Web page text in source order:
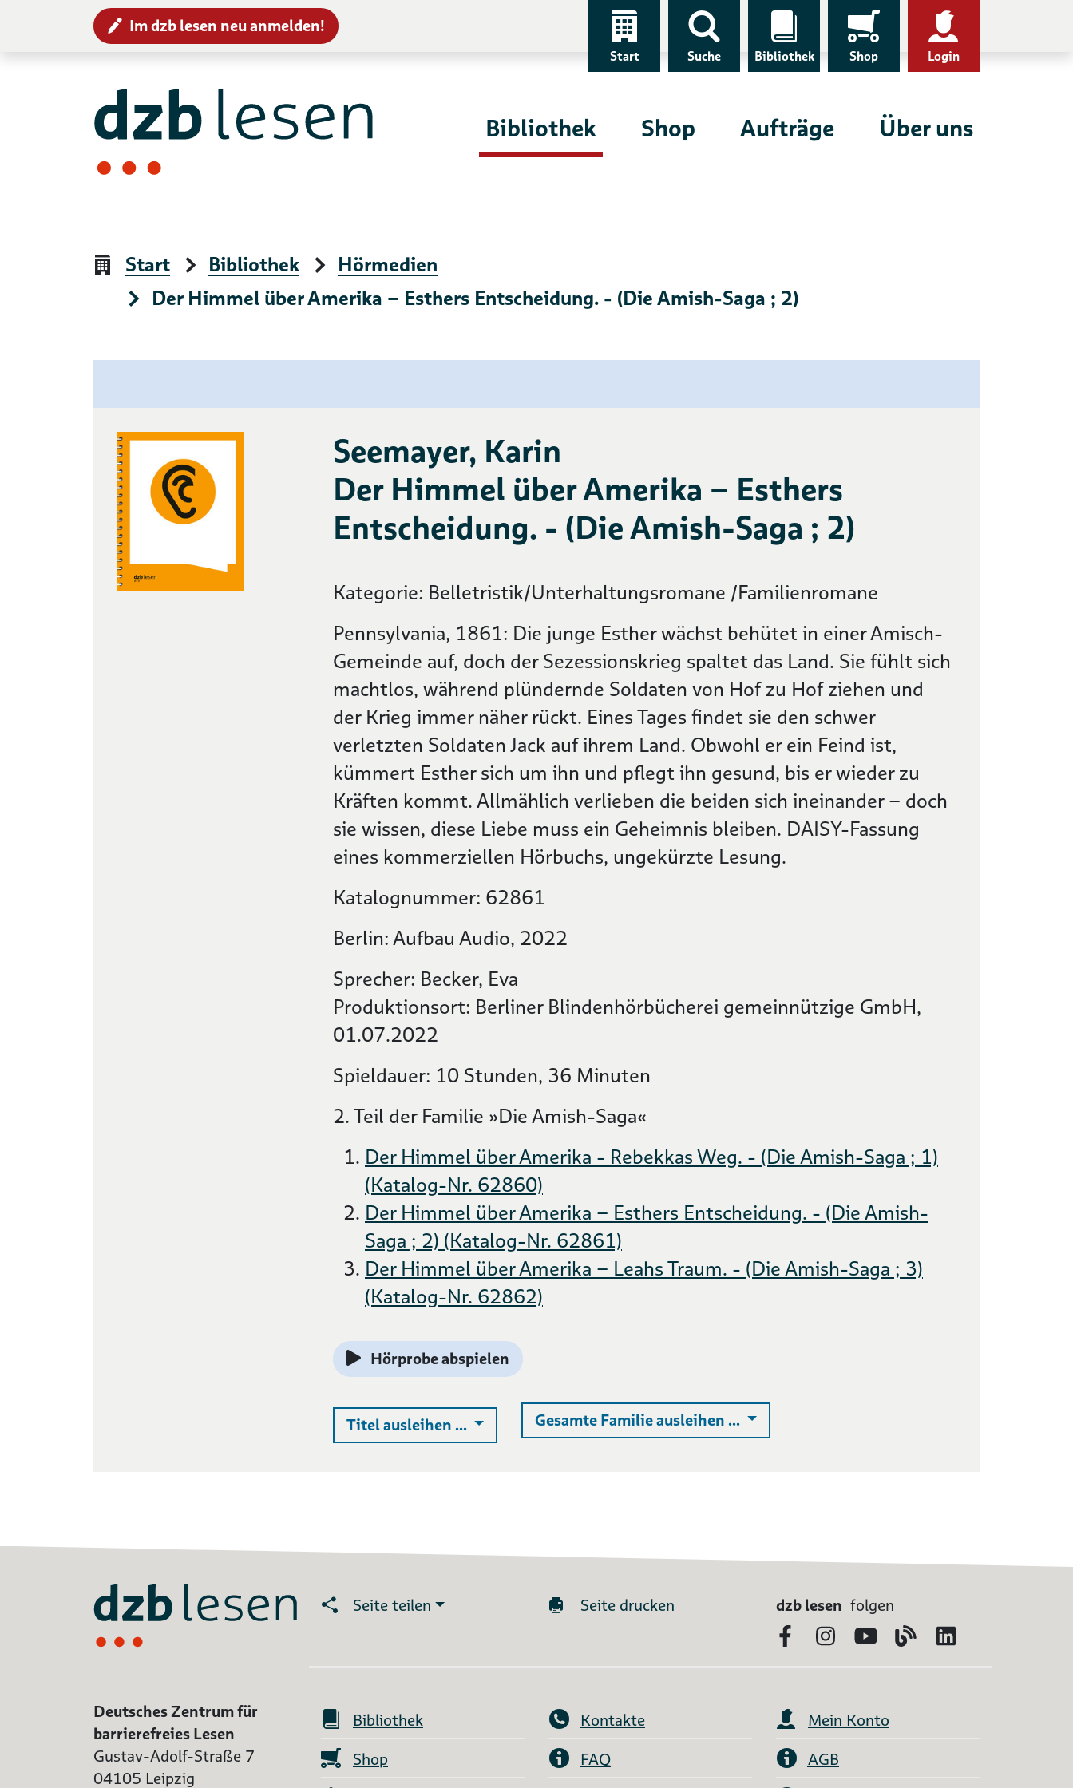
Zur Navigation
Zum Inhalt Im dzb lesen neu anmelden!
Start Suche Bibliothek Shop Login
Bibliothek Shop Aufträge Über uns
Start Bibliothek
Hörmedien
Der Himmel über Amerika – Esthers Entscheidung. - (Die Amish-Saga ; 2)
Seemayer, Karin
Der Himmel über Amerika – Esthers
Entscheidung. - (Die Amish-Saga ; 2)
Kategorie: Belletristik/Unterhaltungsromane /Familienromane
Pennsylvania, 1861: Die junge Esther wächst behütet in einer Amisch-
Gemeinde auf, doch der Sezessionskrieg spaltet das Land. Sie fühlt sich
machtlos, während plündernde Soldaten von Hof zu Hof ziehen und
der Krieg immer näher rückt. Eines Tages findet sie den schwer
verletzten Soldaten Jack auf ihrem Land. Obwohl er ein Feind ist,
kümmert Esther sich um ihn und pflegt ihn gesund, bis er wieder zu
Kräften kommt. Allmählich verlieben die beiden sich ineinander – doch
sie wissen, diese Liebe muss ein Geheimnis bleiben. DAISY-Fassung
eines kommerziellen Hörbuchs, ungekürzte Lesung.
Katalognummer: 62861
Berlin: Aufbau Audio, 2022
Sprecher: Becker, Eva
Produktionsort: Berliner Blindenhörbücherei gemeinnützige GmbH,
01.07.2022
Spieldauer: 10 Stunden, 36 Minuten
2. Teil der Familie »Die Amish-Saga«
Der Himmel über Amerika - Rebekkas Weg. - (Die Amish-Saga ; 1)
(Katalog-Nr. 62860)
Der Himmel über Amerika – Esthers Entscheidung. - (Die Amish-
Saga ; 2) (Katalog-Nr. 62861)
Der Himmel über Amerika – Leahs Traum. - (Die Amish-Saga ; 3)
(Katalog-Nr. 62862)
Hörprobe abspielen
Titel ausleihen ... Auswahlliste ausklappen
Gesamte Familie ausleihen ... Auswahlliste ausklappen
Seite teilen Seite drucken dzb lesen folgen
FacebookInstagram
YouTubeBlog
Deutsches Zentrum für
barrierefreies Lesen
Gustav-Adolf-Straße 7
04105 Leipzig
Bibliothek Kontakte
Mein Konto
Shop
FAQ
AGB